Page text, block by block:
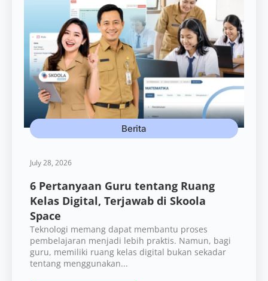
Berita
July 28, 2026
6 Pertanyaan Guru tentang Ruang
Kelas Digital, Terjawab di Skoola
Space
Teknologi memang dapat membantu proses
pembelajaran menjadi lebih praktis. Namun, bagi
guru, memiliki ruang kelas digital bukan sekadar
tentang menggunakan...